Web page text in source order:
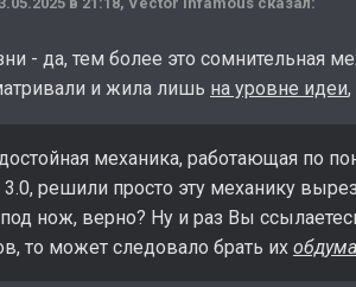
- да, тем более это сомнительная
и жила лишь на уровне идеи
механика, работающая по
3.0, решили просто эту механику
под нож, верно? Ну и раз Вы
то может следовало брать их